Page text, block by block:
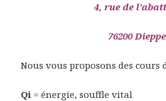
4, rue de
76200 Dieppe
Nous vous proposons des cours
Qi = énergie, souffle vital